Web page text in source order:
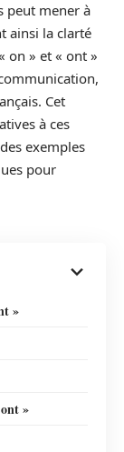
peut mener à
ainsi la clarté
on » et « ont »
Cet
à ces
exemples
pour
»
»